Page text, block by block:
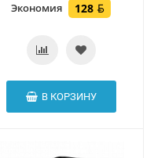
Экономия 128
В КОРЗИНУ